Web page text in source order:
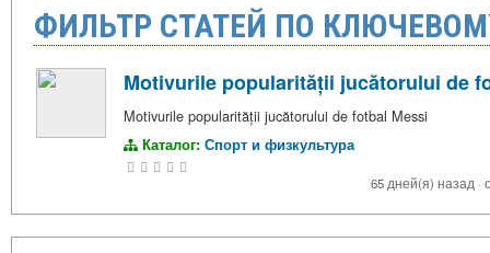
ФИЛЬТР СТАТЕЙ ПО
Motivurile popularității jucătorului de
Motivurile popularității jucătorului de fotbal Messi
Каталог: Спорт и физкультура
65 дней(я) назад ·